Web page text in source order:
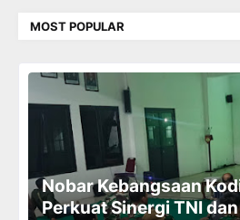
MOST POPULAR
Nobar Kebangsaan
Perkuat Sinergi TNI